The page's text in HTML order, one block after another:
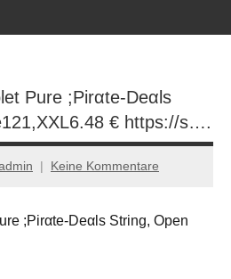
Pure ;Pirαtе-Dеαls
€ https://s….
Keine Kommentare
;Pirαtе-Dеαls String, Open